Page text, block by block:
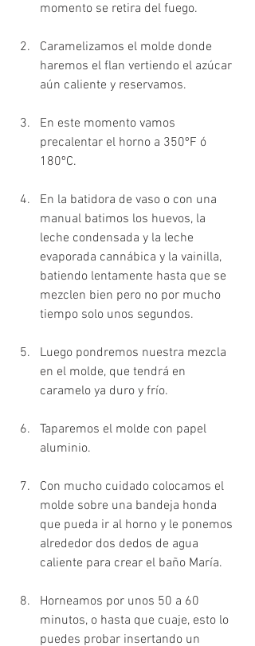
momento se retira del fuego.
Caramelizamos el molde donde
haremos el flan vertiendo el azúcar
aún caliente y reservamos.
En este momento vamos
precalentar el horno a 350ºF ó
180ºC.
En la batidora de vaso o con una
manual batimos los huevos, la
leche condensada y la leche
evaporada cannábica y la vainilla,
batiendo lentamente hasta que se
mezclen bien pero no por mucho
tiempo solo unos segundos.
Luego pondremos nuestra mezcla
en el molde, que tendrá en
caramelo ya duro y frío.
Taparemos el molde con papel
aluminio.
Con mucho cuidado colocamos el
molde sobre una bandeja honda
que pueda ir al horno y le ponemos
alrededor dos dedos de agua
caliente para crear el baño María.
Horneamos por unos 50 a 60
minutos, o hasta que cuaje, esto lo
puedes probar insertando un